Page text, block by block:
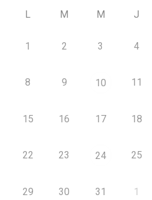
L M M J
1 2 3 4
8 9 10 11
15 16 17 18
22 23 24 25
29 30 31 1